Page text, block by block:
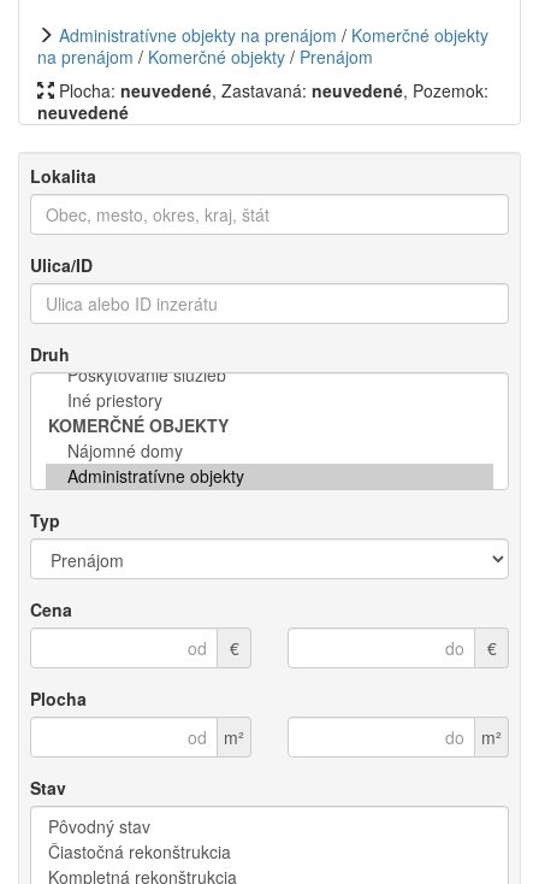
Administratívne objekty na prenájom / Komerčné objekty
na prenájom / Komerčné objekty / Prenájom
Plocha: neuvedené, Zastavaná: neuvedené, Pozemok:
neuvedené
Lokalita
Ulica/ID
Druh
Typ
Cena
€
€
Plocha
m²
m²
Stav